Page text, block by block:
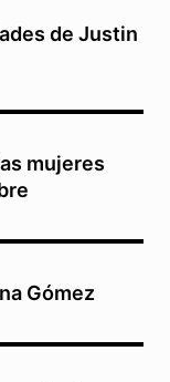
de Justin
mujeres
Gómez